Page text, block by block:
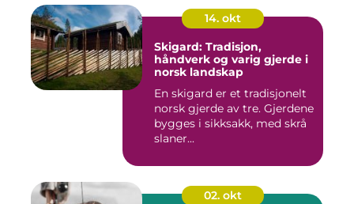
14. okt
Skigard: Tradisjon,
håndverk og varig gjerde i
norsk landskap
En skigard er et tradisjonelt
norsk gjerde av tre. Gjerdene
bygges i sikksakk, med skrå
slaner...
02. okt